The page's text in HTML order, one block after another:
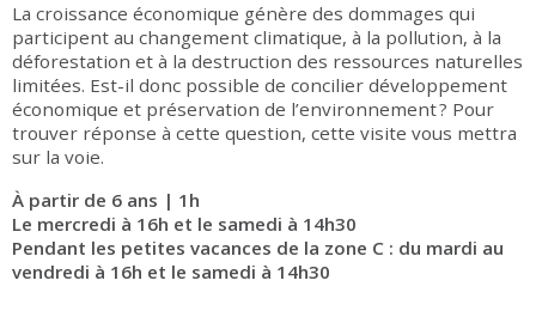
La croissance économique génère des dommages qui
participent au changement climatique, à la pollution, à la
déforestation et à la destruction des ressources naturelles
limitées. Est-il donc possible de concilier développement
économique et préservation de l’environnement ? Pour
trouver réponse à cette question, cette visite vous mettra
sur la voie.
À partir de 6 ans | 1h
Le mercredi à 16h et le samedi à 14h30
Pendant les petites vacances de la zone C : du mardi au
vendredi à 16h et le samedi à 14h30